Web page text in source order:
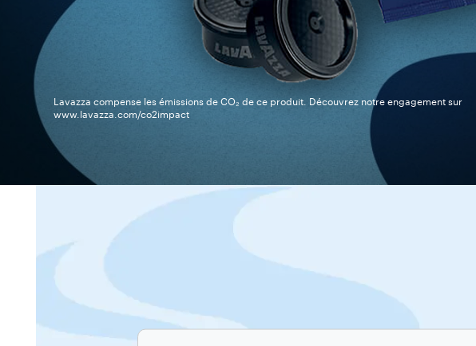
Lavazza compense les émissions de CO₂ de ce produit. Découvrez notre engagement sur
www.lavazza.com/co2impact